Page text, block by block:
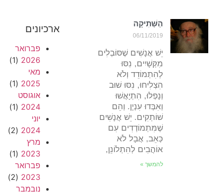
הַשְּׁתִיקָה
06/11/2019
יֵשׁ אֲנָשִׁים שֶׁסּוֹבְלִים
מִקְּשָׁיִים, נִסּוּ
לְהִתְמוֹדֵד וְלֹא
הִצְלִיחוּ, נִסּוּ שׁוּב
וְנָפְלוּ, הִתְיָאֲשׁוּ
וְאִבְּדוּ עִנְיָן. וְהֵם
שׁוֹתְקִים. יֵשׁ אֲנָשִׁים
שֶׁמִּתְמוֹדְדִים עִם
כְּאֵב, אֲבָל לֹא
אוֹהֲבִים לְהִתְלוֹנֵן,
להמשך »
ארכיונים
פברואר
2026
(1)
מאי
2025
(1)
אוגוסט
2024
(1)
יוני
2024
(2)
מרץ
2023
(1)
פברואר
2023
(2)
נובמבר